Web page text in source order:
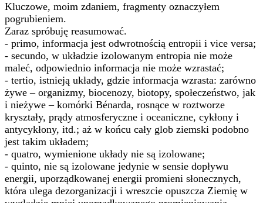
Kluczowe, moim zdaniem, fragmenty oznaczyłem
pogrubieniem.
Zaraz spróbuję reasumować.
- primo, informacja jest odwrotnością entropii i vice versa;
- secundo, w układzie izolowanym entropia nie może
maleć, odpowiednio informacja nie może wzrastać;
- tertio, istnieją układy, gdzie informacja wzrasta: zarówno
żywe – organizmy, biocenozy, biotopy, społeczeństwo, jak
i nieżywe – komórki Bénarda, rosnące w roztworze
kryształy, prądy atmosferyczne i oceaniczne, cykłony i
antycykłony, itd.; aż w końcu cały glob ziemski podobno
jest takim układem;
- quatro, wymienione układy nie są izolowane;
- quinto, nie są izolowane jedynie w sensie dopływu
energii, uporządkowanej energii promieni słonecznych,
która ulega dezorganizacji i wreszcie opuszcza Ziemię w